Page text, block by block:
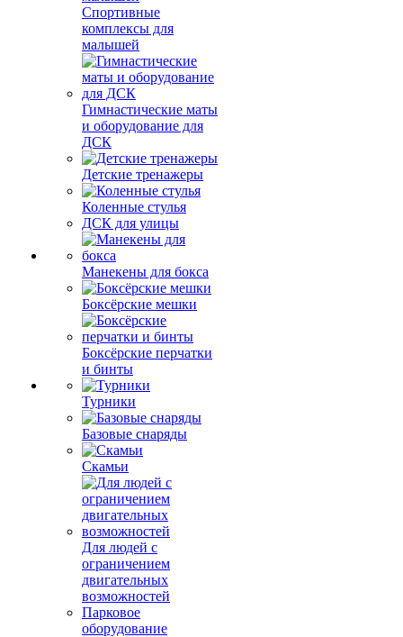
Спортивные
комплексы для
малышей
Гимнастические маты
и оборудование для
ДСК
Детские тренажеры
Коленные стулья
ДСК для улицы
Манекены для бокса
Боксёрские мешки
Боксёрские перчатки
и бинты
Турники
Базовые снаряды
Скамьи
Для людей с
ограничением
двигательных
возможностей
Парковое
оборудование